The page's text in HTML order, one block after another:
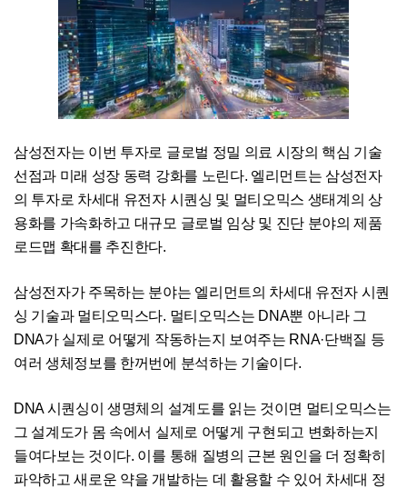
삼성전자는 이번 투자로 글로벌 정밀 의료 시장의 핵심 기술
선점과 미래 성장 동력 강화를 노린다. 엘리먼트는 삼성전자
의 투자로 차세대 유전자 시퀀싱 및 멀티오믹스 생태계의 상
용화를 가속화하고 대규모 글로벌 임상 및 진단 분야의 제품
로드맵 확대를 추진한다.
삼성전자가 주목하는 분야는 엘리먼트의 차세대 유전자 시퀀
싱 기술과 멀티오믹스다. 멀티오믹스는 DNA뿐 아니라 그
DNA가 실제로 어떻게 작동하는지 보여주는 RNA·단백질 등
여러 생체정보를 한꺼번에 분석하는 기술이다.
DNA 시퀀싱이 생명체의 설계도를 읽는 것이면 멀티오믹스는
그 설계도가 몸 속에서 실제로 어떻게 구현되고 변화하는지
들여다보는 것이다. 이를 통해 질병의 근본 원인을 더 정확히
파악하고 새로운 약을 개발하는 데 활용할 수 있어 차세대 정